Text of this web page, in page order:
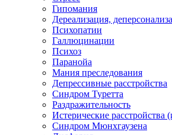
Гипомания
Дереализация,
Психопатии
Галлюцинации
Психоз
Паранойа
Мания преследования
Депрессивные расстройства
Синдром Туретта
Раздражительность
Истерические расстройства
Синдром Мюнхгаузена